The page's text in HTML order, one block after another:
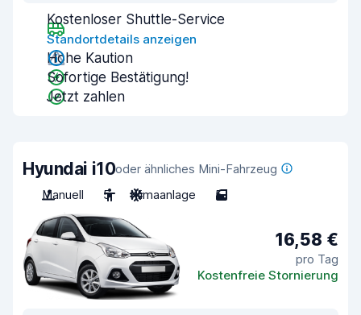
Kostenloser Shuttle-Service
Standortdetails anzeigen
Hohe Kaution
Sofortige Bestätigung!
Jetzt zahlen
Hyundai i10oder ähnliches Mini-Fahrzeug
Manuell
5 Klimaanlage 5
16,58 €
pro Tag
Kostenfreie Stornierung